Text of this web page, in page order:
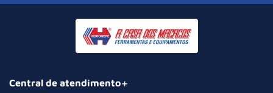
Central de atendimento